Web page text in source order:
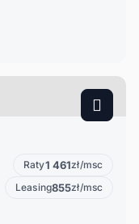
Raty1 461zł/msc
Leasing855zł/msc